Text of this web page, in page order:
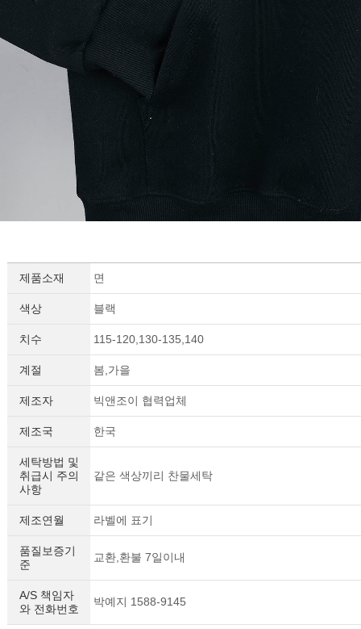
제품소재 면
색상 블랙
치수 115-120,130-135,140
계절 봄,가을
제조자 빅앤조이 협력업체
제조국 한국
세탁방법 및
취급시 주의
사항
같은 색상끼리 찬물세탁
제조연월 라벨에 표기
품질보증기
준
교환,환불 7일이내
A/S 책임자
와 전화번호
박예지 1588-9145